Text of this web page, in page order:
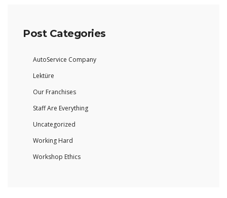
Post Categories
AutoService Company
Lektüre
Our Franchises
Staff Are Everything
Uncategorized
Working Hard
Workshop Ethics